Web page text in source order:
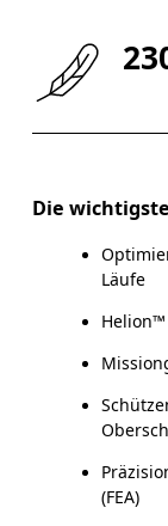
Die
Läufe
(FEA)